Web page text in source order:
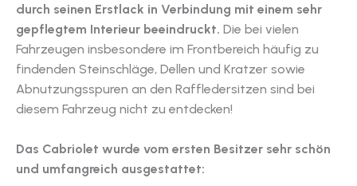
durch seinen Erstlack in Verbindung mit einem sehr
gepflegtem Interieur beeindruckt. Die bei vielen
Fahrzeugen insbesondere im Frontbereich häufig zu
findenden Steinschläge, Dellen und Kratzer sowie
Abnutzungsspuren an den Raffledersitzen sind bei
diesem Fahrzeug nicht zu entdecken!
Das Cabriolet wurde vom ersten Besitzer sehr schön
und umfangreich ausgestattet: